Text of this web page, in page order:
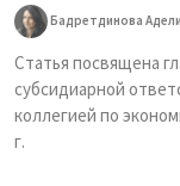
Бадретдинова
Статья посвящена
субсидиарной
коллегией по
г.